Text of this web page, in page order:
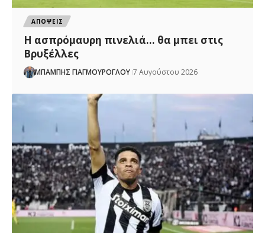
ΑΠΟΨΕΙΣ
Η ασπρόμαυρη πινελιά… θα μπει στις
Βρυξέλλες
ΜΠΑΜΠΗΣ ΓΙΑΓΜΟΥΡΟΓΛΟΥ 7 Αυγούστου 2026